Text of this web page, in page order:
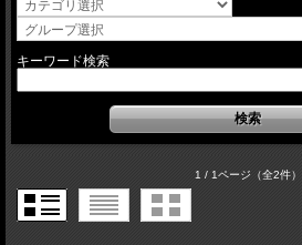
キーワード検索
1 / 1ページ（全2件）